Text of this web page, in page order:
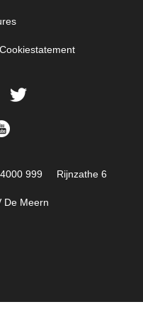
Cookiestatement
999 Rijnzathe 6
De Meern